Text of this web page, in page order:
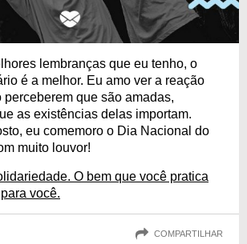
lembranças que eu tenho, o
é a melhor. Eu amo ver a reação
perceberem que são amadas,
as existências delas importam.
eu comemoro o Dia Nacional do
muito louvor!
O bem que você pratica
você.
COMPARTILHAR